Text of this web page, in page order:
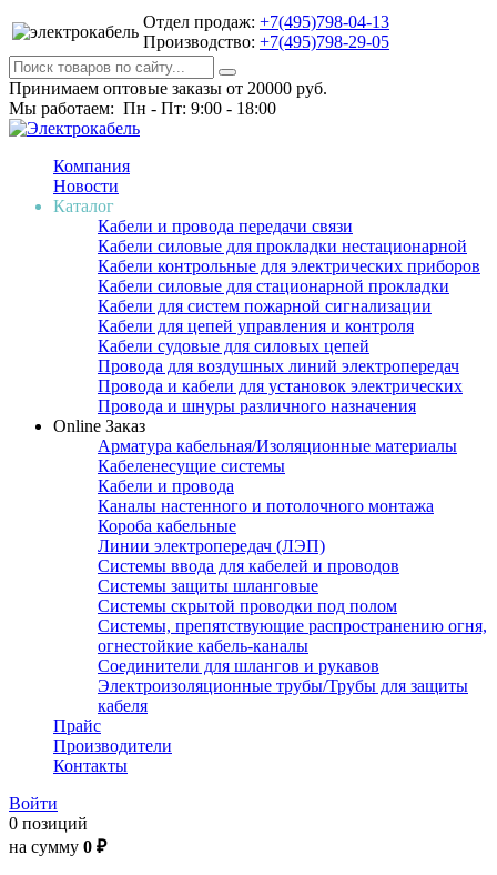
Отдел продаж: +7(495)798-04-13
Производство: +7(495)798-29-05
Принимаем оптовые заказы от 20000 руб.
Мы работаем: Пн - Пт: 9:00 - 18:00
Компания
Новости
Каталог
Кабели и провода передачи связи
Кабели силовые для прокладки нестационарной
Кабели контрольные для электрических приборов
Кабели силовые для стационарной прокладки
Кабели для систем пожарной сигнализации
Кабели для цепей управления и контроля
Кабели судовые для силовых цепей
Провода для воздушных линий электропередач
Провода и кабели для установок электрических
Провода и шнуры различного назначения
Online Заказ
Арматура кабельная/Изоляционные материалы
Кабеленесущие системы
Кабели и провода
Каналы настенного и потолочного монтажа
Короба кабельные
Линии электропередач (ЛЭП)
Системы ввода для кабелей и проводов
Системы защиты шланговые
Системы скрытой проводки под полом
Системы, препятствующие распространению огня,
огнестойкие кабель-каналы
Соединители для шлангов и рукавов
Электроизоляционные трубы/Трубы для защиты
кабеля
Прайс
Производители
Контакты
Войти
0 позиций
на сумму 0 ₽